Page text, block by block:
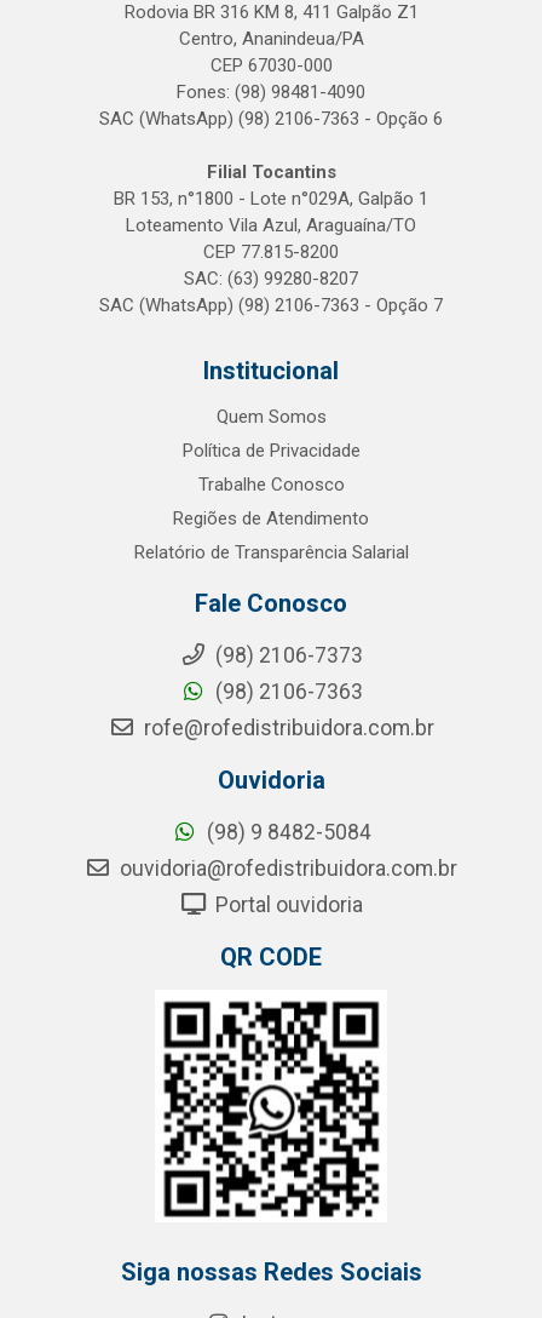
Rodovia BR 316 KM 8, 411 Galpão Z1
Centro, Ananindeua/PA
CEP 67030-000
Fones: (98) 98481-4090
SAC (WhatsApp) (98) 2106-7363 - Opção 6
Filial Tocantins
BR 153, n°1800 - Lote n°029A, Galpão 1
Loteamento Vila Azul, Araguaína/TO
CEP 77.815-8200
SAC: (63) 99280-8207
SAC (WhatsApp) (98) 2106-7363 - Opção 7
Institucional
Quem Somos
Política de Privacidade
Trabalhe Conosco
Regiões de Atendimento
Relatório de Transparência Salarial
Fale Conosco
(98) 2106-7373
(98) 2106-7363
rofe@rofedistribuidora.com.br
Ouvidoria
(98) 9 8482-5084
ouvidoria@rofedistribuidora.com.br
Portal ouvidoria
QR CODE
Siga nossas Redes Sociais